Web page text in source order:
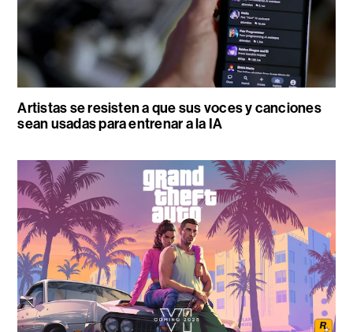
Artistas se resisten a que sus voces y canciones
sean usadas para entrenar a la IA